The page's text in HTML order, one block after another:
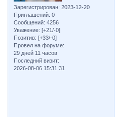
Зарегистрирован: 2023-12-20
Приглашений: 0
Сообщений: 4256
Уважение: [+21/-0]
Позитив: [+33/-0]
Провел на форуме:
29 дней 11 часов
Последний визит:
2026-08-06 15:31:31